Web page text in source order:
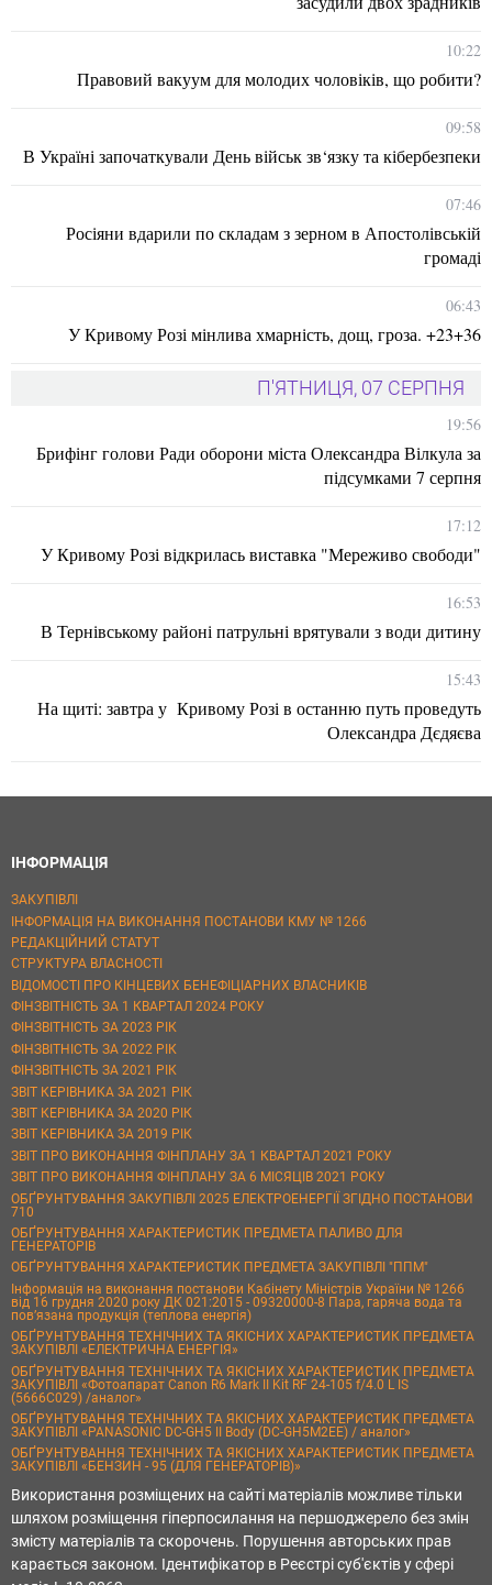
10:22
Правовий вакуум для молодих чоловіків, що робити?
09:58
В Україні започаткували День військ зв‘язку та кібербезпеки
07:46
Росіяни вдарили по складам з зерном в Апостолівській
громаді
06:43
У Кривому Розі мінлива хмарність, дощ, гроза. +23+36
П'ЯТНИЦЯ, 07 СЕРПНЯ
19:56
Брифінг голови Ради оборони міста Олександра Вілкула за
підсумками 7 серпня
17:12
У Кривому Розі відкрилась виставка "Мереживо свободи"
16:53
В Тернівському районі патрульні врятували з води дитину
15:43
На щиті: завтра у Кривому Розі в останню путь проведуть
Олександра Дєдяєва
ІНФОРМАЦІЯ
ЗАКУПІВЛІ
ІНФОРМАЦІЯ НА ВИКОНАННЯ ПОСТАНОВИ КМУ № 1266
РЕДАКЦІЙНИЙ СТАТУТ
СТРУКТУРА ВЛАСНОСТІ
ВІДОМОСТІ ПРО КІНЦЕВИХ БЕНЕФІЦІАРНИХ ВЛАСНИКІВ
ФІНЗВІТНІСТЬ ЗА 1 КВАРТАЛ 2024 РОКУ
ФІНЗВІТНІСТЬ ЗА 2023 РІК
ФІНЗВІТНІСТЬ ЗА 2022 РІК
ФІНЗВІТНІСТЬ ЗА 2021 РІК
ЗВІТ КЕРІВНИКА ЗА 2021 РІК
ЗВІТ КЕРІВНИКА ЗА 2020 РІК
ЗВІТ КЕРІВНИКА ЗА 2019 РІК
ЗВІТ ПРО ВИКОНАННЯ ФІНПЛАНУ ЗА 1 КВАРТАЛ 2021 РОКУ
ЗВІТ ПРО ВИКОНАННЯ ФІНПЛАНУ ЗА 6 МІСЯЦІВ 2021 РОКУ
ОБҐРУНТУВАННЯ ЗАКУПІВЛІ 2025 ЕЛЕКТРОЕНЕРГІЇ ЗГІДНО ПОСТАНОВИ
710
ОБҐРУНТУВАННЯ ХАРАКТЕРИСТИК ПРЕДМЕТА ПАЛИВО ДЛЯ
ГЕНЕРАТОРІВ
ОБҐРУНТУВАННЯ ХАРАКТЕРИСТИК ПРЕДМЕТА ЗАКУПІВЛІ "ППМ"
Інформація на виконання постанови Кабінету Міністрів України № 1266
від 16 грудня 2020 року ДК 021:2015 - 09320000-8 Пара, гаряча вода та
пов’язана продукція (теплова енергія)
ОБҐРУНТУВАННЯ ТЕХНІЧНИХ ТА ЯКІСНИХ ХАРАКТЕРИСТИК ПРЕДМЕТА
ЗАКУПІВЛІ «ЕЛЕКТРИЧНА ЕНЕРГІЯ»
ОБҐРУНТУВАННЯ ТЕХНІЧНИХ ТА ЯКІСНИХ ХАРАКТЕРИСТИК ПРЕДМЕТА
ЗАКУПІВЛІ «Фотоапарат Canon R6 Mark II Kit RF 24-105 f/4.0 L IS
(5666C029) /аналог»
ОБҐРУНТУВАННЯ ТЕХНІЧНИХ ТА ЯКІСНИХ ХАРАКТЕРИСТИК ПРЕДМЕТА
ЗАКУПІВЛІ «PANASONIC DC-GH5 II Body (DC-GH5M2EE) / аналог»
ОБҐРУНТУВАННЯ ТЕХНІЧНИХ ТА ЯКІСНИХ ХАРАКТЕРИСТИК ПРЕДМЕТА
ЗАКУПІВЛІ «БЕНЗИН - 95 (ДЛЯ ГЕНЕРАТОРІВ)»
Використання розміщених на сайті матеріалів можливе тільки
шляхом розміщення гіперпосилання на першоджерело без змін
змісту матеріалів та скорочень. Порушення авторських прав
карається законом. Ідентифікатор в Реєстрі суб'єктів у сфері